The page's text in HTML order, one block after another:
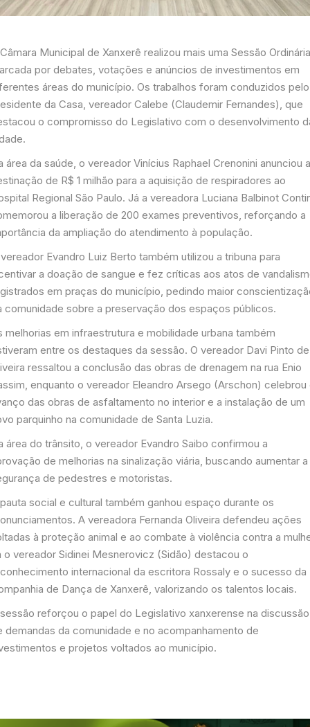
Municipal de Xanxerê realizou mais uma Sessão
por debates, votações e anúncios de investimentos em
áreas do município. Os trabalhos foram conduzidos pelo
da Casa, vereador Calebe (Claudemir Fernandes), que
o compromisso do Legislativo com o desenvolvimento
área da saúde, o vereador Vinícius Raphael Crenonini anunciou
de R$ 1 milhão para a aquisição de respiradores ao
Regional São Paulo. Já a vereadora Luciana Balbinot
a liberação de 200 exames preventivos, reforçando a
da ampliação do atendimento à população.
Evandro Luiz Berto também utilizou a tribuna para
a doação de sangue e fez críticas aos atos de
em praças do município, pedindo maior
comunidade sobre a preservação dos espaços públicos.
melhorias em infraestrutura e mobilidade urbana também
entre os destaques da sessão. O vereador Davi Pinto de
ressaltou a conclusão das obras de drenagem na rua Enio
enquanto o vereador Eleandro Arsego (Arschon) celebrou
das obras de asfaltamento no interior e a instalação de um
parquinho na comunidade de Santa Luzia.
área do trânsito, o vereador Evandro Saibo confirmou a
de melhorias na sinalização viária, buscando aumentar a
de pedestres e motoristas.
social e cultural também ganhou espaço durante os
A vereadora Fernanda Oliveira defendeu ações
à proteção animal e ao combate à violência contra a
o vereador Sidinei Mesnerovicz (Sidão) destacou o
internacional da escritora Rossaly e o sucesso da
de Dança de Xanxerê, valorizando os talentos locais.
reforçou o papel do Legislativo xanxerense na discussão
demandas da comunidade e no acompanhamento de
e projetos voltados ao município.